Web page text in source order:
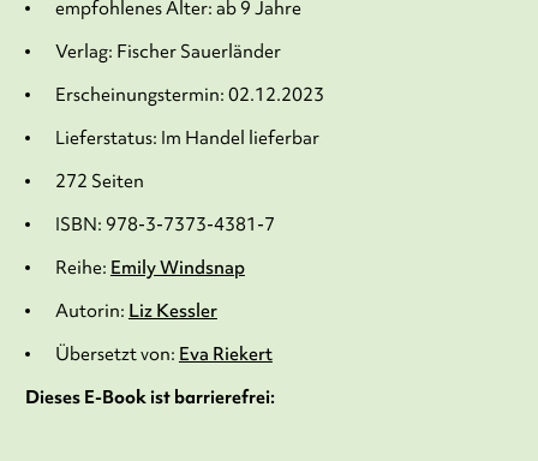
Verlag: Fischer Sauerländer
Übersetzt von: Eva Riekert
Erscheinungstermin: 02.12.2023
Lieferstatus: Im Handel lieferbar
ISBN: 978-3-7373-4381-7
272 Seiten
Reihe: Emily Windsnap
Autorin: Liz Kessler
empfohlenes Alter: ab 9 Jahre
Dieses E-Book ist barrierefrei: